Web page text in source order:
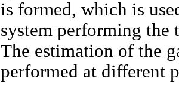
is formed, which is
system performing the
The estimation of the
performed at different